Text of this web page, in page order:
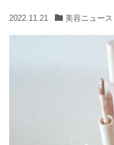
2022.11.21 美容ニュース